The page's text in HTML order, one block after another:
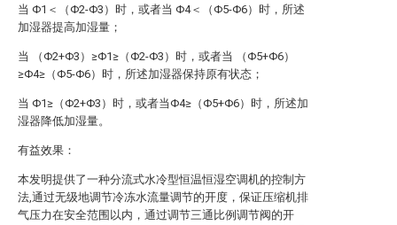
当 Φ1＜（Φ2-Φ3）时，或者当 Φ4＜（Φ5-Φ6）时，所述
加湿器提高加湿量；
当 （Φ2+Φ3）≥Φ1≥（Φ2-Φ3）时，或者当 （Φ5+Φ6）
≥Φ4≥（Φ5-Φ6）时，所述加湿器保持原有状态；
当 Φ1≥（Φ2+Φ3）时，或者当Φ4≥（Φ5+Φ6）时，所述加
湿器降低加湿量。
有益效果：
本发明提供了一种分流式水冷型恒温恒湿空调机的控制方
法,通过无级地调节冷冻水流量调节的开度，保证压缩机排
气压力在安全范围以内，通过调节三通比例调节阀的开